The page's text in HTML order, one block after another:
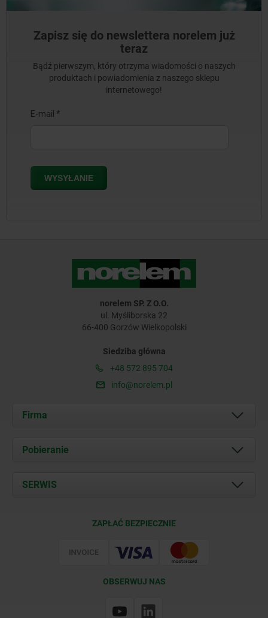
Zapisz się do newslettera norelem już
teraz
Bądź pierwszym, który otrzyma wiadomości o naszych
produktach i powiadomienia z naszego sklepu
internetowego!
norelem SP. Z O.O.
ul. Myśliborska 22
66-400 Gorzów Wielkopolski
Siedziba główna
+48 572 895 704
info@norelem.pl
Firma
O nas
Kontakt
Pobieranie
Documents
SERWIS
ZAPŁAĆ BEZPIECZNIE
OBSERWUJ NAS